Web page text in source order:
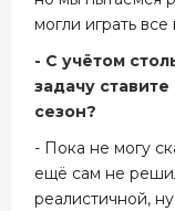
могли играть
- С учётом
задачу
сезон?
- Пока не могу
ещё сам не
реалистичной,